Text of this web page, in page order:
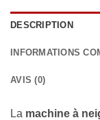
DESCRIPTION
INFORMATIONS
AVIS (0)
La machine à